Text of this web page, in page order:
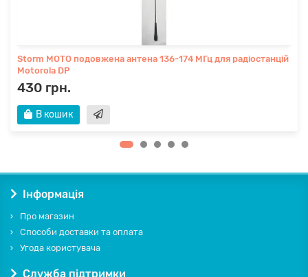
Storm MOTO подовжена антена 136-174 МГц для радіостанцій
Motorola DP
430 грн.
В кошик
Інформація
Про магазин
Способи доставки та оплата
Угода користувача
Служба підтримки